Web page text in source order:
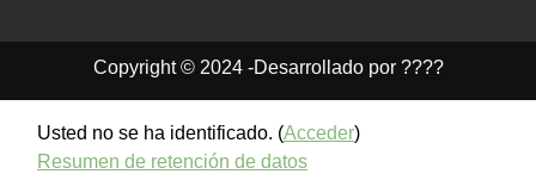
Copyright © 2024 -Desarrollado por ????
Usted no se ha identificado. (Acceder)
Resumen de retención de datos